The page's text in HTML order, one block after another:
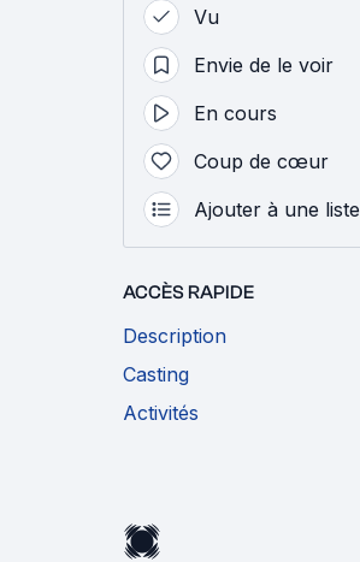
Vu
Envie de le voir
En cours
Coup de cœur
Ajouter à une liste
ACCÈS RAPIDE
Description
Casting
Activités